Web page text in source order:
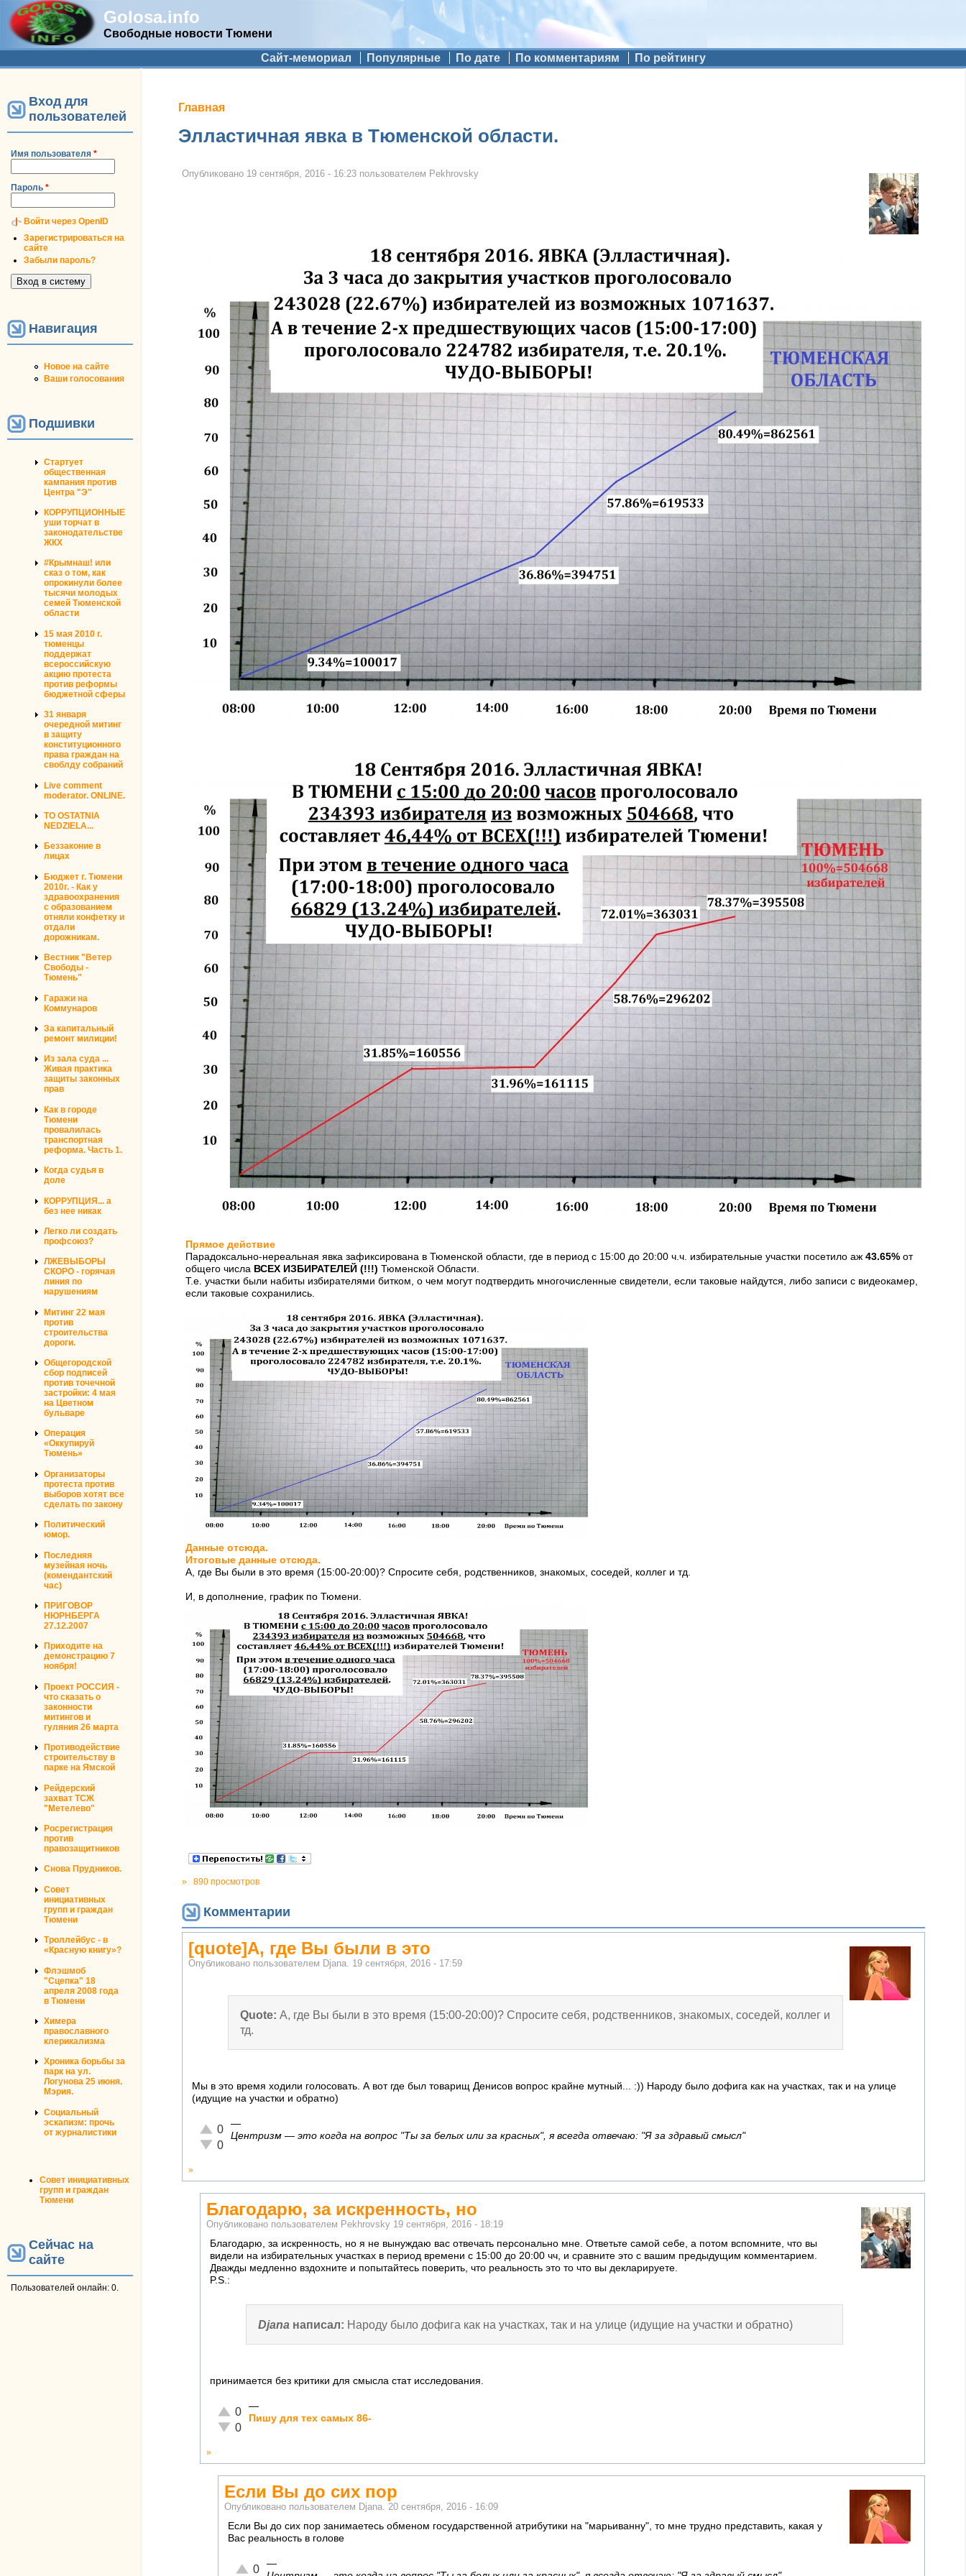
Golosa.info
Свободные новости Тюмени
Дополнительное меню Сайт-мемориал Популярные По дате По комментариям По рейтингу
Вход для
пользователей
Имя пользователя *
Пароль *
Войти через OpenID
Зарегистрироваться на
сайте
Забыли пароль?
Навигация
Новое на сайте
Ваши голосования
Подшивки
Стартует
общественная
кампания против
Центра "Э"
КОРРУПЦИОННЫЕ
уши торчат в
законодательстве
ЖКХ
#Крымнаш! или
сказ о том, как
опрокинули более
тысячи молодых
семей Тюменской
области
15 мая 2010 г.
тюменцы
поддержат
всероссийскую
акцию протеста
против реформы
бюджетной сферы
31 января
очередной митинг
в защиту
конституционного
права граждан на
своблду собраний
Live comment
moderator. ONLINE.
TO OSTATNIA
NEDZIELA...
Беззаконие в
лицах
Бюджет г. Тюмени
2010г. - Как у
здравоохранения
с образованием
отняли конфетку и
отдали
дорожникам.
Вестник "Ветер
Свободы -
Тюмень"
Гаражи на
Коммунаров
За капитальный
ремонт милиции!
Из зала суда ...
Живая практика
защиты законных
прав
Как в городе
Тюмени
провалилась
транспортная
реформа. Часть 1.
Когда судья в
доле
КОРРУПЦИЯ... а
без нее никак
Легко ли создать
профсоюз?
ЛЖЕВЫБОРЫ
СКОРО - горячая
линия по
нарушениям
Митинг 22 мая
против
строительства
дороги.
Общегородской
сбор подписей
против точечной
застройки: 4 мая
на Цветном
бульваре
Операция
«Оккупируй
Тюмень»
Организаторы
протеста против
выборов хотят все
сделать по закону
Политический
юмор.
Последняя
музейная ночь
(комендантский
час)
ПРИГОВОР
НЮРНБЕРГА
27.12.2007
Приходите на
демонстрацию 7
ноября!
Проект РОССИЯ -
что сказать о
законности
митингов и
гуляния 26 марта
Противодействие
строительству в
парке на Ямской
Рейдерский
захват ТСЖ
"Метелево"
Росрегистрация
против
правозащитников
Снова Прудников.
Совет
инициативных
групп и граждан
Тюмени
Троллейбус - в
«Красную книгу»?
Флэшмоб
"Сцепка" 18
апреля 2008 года
в Тюмени
Химера
православного
клерикализма
Хроника борьбы за
парк на ул.
Логунова 25 июня.
Мэрия.
Социальный
эскапизм: прочь
от журналистики
Совет инициативных
групп и граждан
Тюмени
Сейчас на
сайте
Пользователей онлайн: 0.
Вы здесь
Главная
Элластичная явка в Тюменской области.
Опубликовано 19 сентября, 2016 - 16:23 пользователем Pekhrovsky
Прямое действие
Парадоксально-нереальная явка зафиксирована в Тюменской области, где в период с 15:00 до 20:00 ч.ч. избирательные участки посетило аж 43.65% от
общего числа ВСЕХ ИЗБИРАТЕЛЕЙ (!!!) Тюменской Области.
Т.е. участки были набиты избирателями битком, о чем могут подтвердить многочисленные свидетели, если таковые найдутся, либо записи с видеокамер,
если таковые сохранились.
Данные отсюда.
Итоговые данные отсюда.
А, где Вы были в это время (15:00-20:00)? Спросите себя, родственников, знакомых, соседей, коллег и тд.
И, в дополнение, график по Тюмени.
» 890 просмотров
Комментарии
[quote]А, где Вы были в это
Опубликовано пользователем Djana. 19 сентября, 2016 - 17:59
Quote:А, где Вы были в это время (15:00-20:00)? Спросите себя, родственников, знакомых, соседей, коллег и
тд.
Мы в это время ходили голосовать. А вот где был товарищ Денисов вопрос крайне мутный... :)) Народу было дофига как на участках, так и на улице
(идущие на участки и обратно)
Отлично!
0
Неадекватно!
0
—
Центризм — это когда на вопрос "Ты за белых или за красных", я всегда отвечаю: "Я за здравый смысл"
»
Благодарю, за искренность, но
Опубликовано пользователем Pekhrovsky 19 сентября, 2016 - 18:19
Благодарю, за искренность, но я не вынуждаю вас отвечать персонально мне. Ответьте самой себе, а потом вспомните, что вы
видели на избирательных участках в период времени с 15:00 до 20:00 чч, и сравните это с вашим предыдущим комментарием.
Дважды медленно вздохните и попытайтесь поверить, что реальность это то что вы декларируете.
P.S.:
Djana написал: Народу было дофига как на участках, так и на улице (идущие на участки и обратно)
принимается без критики для смысла стат исследования.
Отлично!
0
Неадекватно!
0
—
Пишу для тех самых 86-
»
Если Вы до сих пор
Опубликовано пользователем Djana. 20 сентября, 2016 - 16:09
Если Вы до сих пор занимаетесь обменом государственной атрибутики на "марьиванну", то мне трудно представить, какая у
Вас реальность в голове
Отлично!
0
—